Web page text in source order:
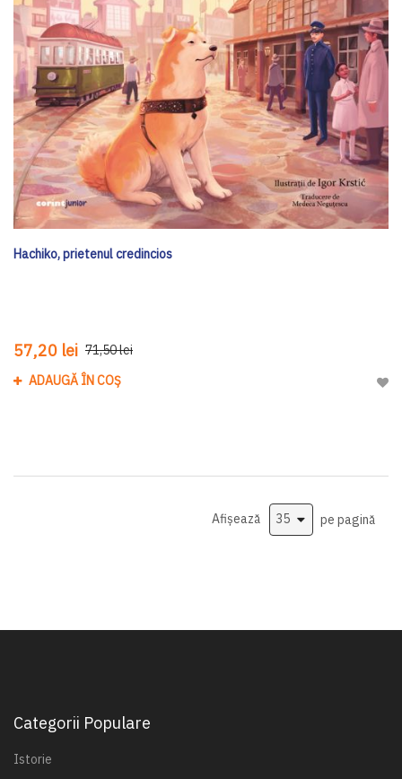
Hachiko, prietenul credincios
57,20 lei 71,50 lei
ADAUGĂ ÎN COȘ
Afișează pe pagină
Categorii Populare
Istorie